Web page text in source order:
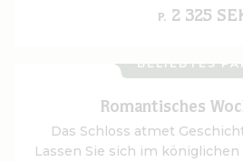
historischen Salons
P. 2 325
BELIEBTES
Romantisches
Das Schloss atmet
Lassen Sie sich im